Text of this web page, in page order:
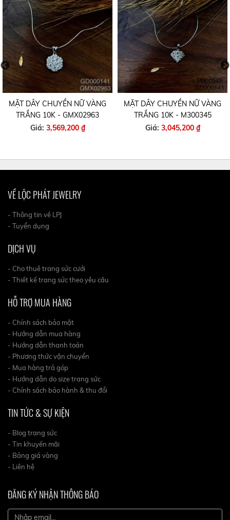
MẶT DÂY CHUYỀN NỮ VÀNG
TRẮNG 10K - GMX02963
Giá: 3,569,200 ₫
MẶT DÂY CHUYỀN NỮ VÀNG
TRẮNG 10K - M300345
Giá: 3,045,200 ₫
VỀ LỘC PHÁT JEWELRY
- Thông tin về LPJ
- Tuyển dụng
DỊCH VỤ
- Cho thuê trang sức cưới
- Thiết kế trang sức theo yêu cầu
HỖ TRỢ MUA HÀNG
- Chính sách bảo mật
- Hướng dẫn mua hàng
- Hướng dẫn thanh toán
- Phương thức vận chuyển
- Mua hàng trả góp
- Hướng dẫn do size trang sức
- Chính sách bảo hành & thu đổi
TIN TỨC & SỰ KIỆN
- Blog trang sức
- Tin khuyến mãi
- Bảng giá vàng
- Liên hệ
ĐĂNG KÝ NHẬN THÔNG BÁO